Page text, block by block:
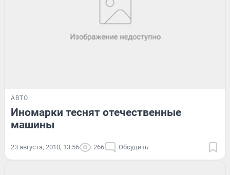
АВТО
Иномарки теснят отечественные
машины
23 августа, 2010, 13:56 266 Обсудить